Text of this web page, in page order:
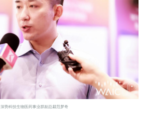
深势科技生物医药事业群副总裁范梦奇